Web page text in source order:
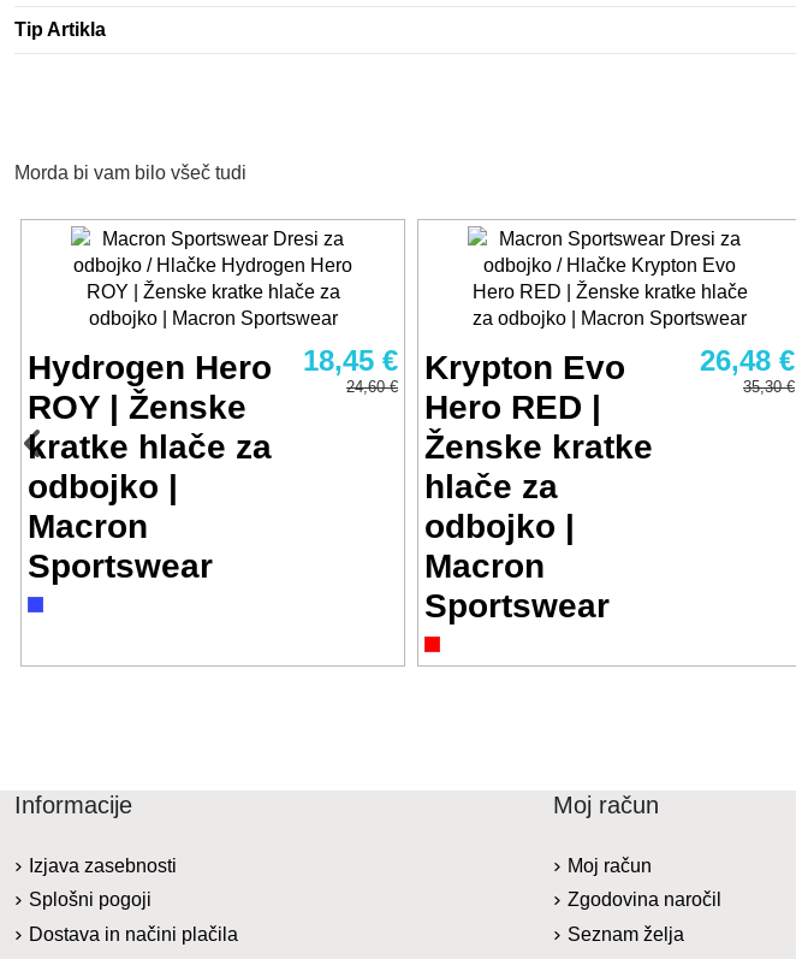
Tip Artikla
Morda bi vam bilo všeč tudi
Hydrogen Hero
ROY | Ženske
kratke hlače za
odbojko |
Macron
Sportswear
18,45 €
24,60 €
Krypton Evo
Hero RED |
Ženske kratke
hlače za
odbojko |
Macron
Sportswear
26,48 €
35,30 €
Informacije
Izjava zasebnosti
Splošni pogoji
Dostava in načini plačila
Moj račun
Moj račun
Zgodovina naročil
Seznam želja